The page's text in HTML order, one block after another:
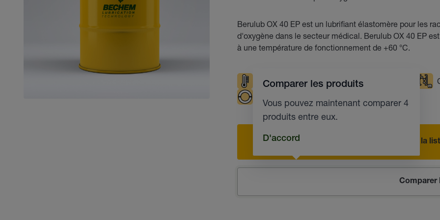
Berulub OX 40 EP est un lubrifiant élastomère pour les
d'oxygène dans le secteur médical. Berulub OX 40 EP
à une température de fonctionnement de +60 °C.
Températures élevées Résistante à l'eau
Ajouter à la
Comparer
Comparer les produits
Vous pouvez maintenant comparer 4
produits entre eux.
D'accord